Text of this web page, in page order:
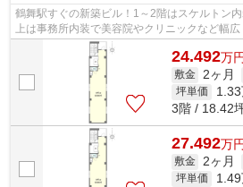
鶴舞駅すぐの新築ビル！1～2階はスケルトン
上は事務所内装で美容院やクリニックなど幅広
24.492万円
敷金 2ヶ月
坪単価 1.33
3階 / 18.42
27.492万円
敷金 2ヶ月
坪単価 1.49